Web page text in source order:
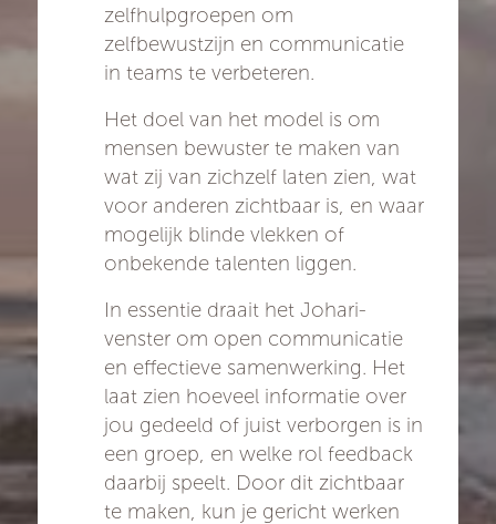
zelfhulpgroepen om
zelfbewustzijn en communicatie
in teams te verbeteren.
Het doel van het model is om
mensen bewuster te maken van
wat zij van zichzelf laten zien, wat
voor anderen zichtbaar is, en waar
mogelijk blinde vlekken of
onbekende talenten liggen.
In essentie draait het Johari-
venster om open communicatie
en effectieve samenwerking. Het
laat zien hoeveel informatie over
jou gedeeld of juist verborgen is in
een groep, en welke rol feedback
daarbij speelt. Door dit zichtbaar
te maken, kun je gericht werken